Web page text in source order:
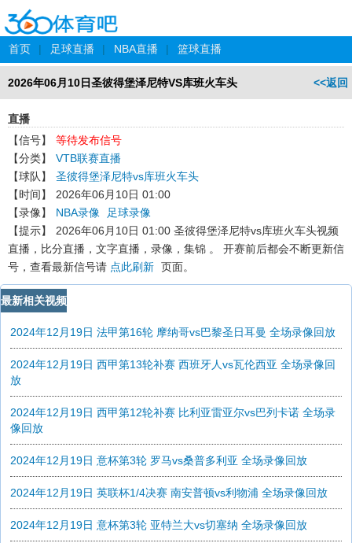
首页 | 足球直播 | NBA直播 | 篮球直播
<<返回
2026年06月10日圣彼得堡泽尼特VS库班火车头
直播
【信号】
等待发布信号
【分类】
VTB联赛直播
【球队】
圣彼得堡泽尼特vs库班火车头
【时间】
2026年06月10日 01:00
【录像】
NBA录像
足球录像
【提示】
2026年06月10日 01:00 圣彼得堡泽尼特vs库班火车头视频
直播，比分直播，文字直播，录像，集锦 。 开赛前后都会不断更新信
号，查看最新信号请 点此刷新 页面。
最新相关视频
2024年12月19日 法甲第16轮 摩纳哥vs巴黎圣日耳曼 全场录像回放
2024年12月19日 西甲第13轮补赛 西班牙人vs瓦伦西亚 全场录像回
放
2024年12月19日 西甲第12轮补赛 比利亚雷亚尔vs巴列卡诺 全场录
像回放
2024年12月19日 意杯第3轮 罗马vs桑普多利亚 全场录像回放
2024年12月19日 英联杯1/4决赛 南安普顿vs利物浦 全场录像回放
2024年12月19日 意杯第3轮 亚特兰大vs切塞纳 全场录像回放